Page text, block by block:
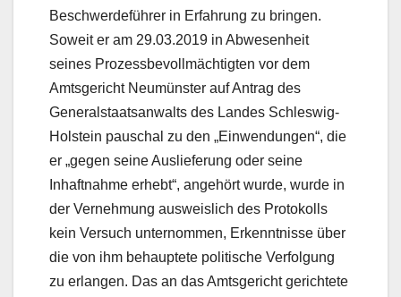
Beschwerdeführer in Erfahrung zu bringen.
Soweit er am 29.03.2019 in Abwesenheit
seines Prozessbevollmächtigten vor dem
Amtsgericht Neumünster auf Antrag des
Generalstaatsanwalts des Landes Schleswig-
Holstein pauschal zu den „Einwendungen“, die
er „gegen seine Auslieferung oder seine
Inhaftnahme erhebt“, angehört wurde, wurde in
der Vernehmung ausweislich des Protokolls
kein Versuch unternommen, Erkenntnisse über
die von ihm behauptete politische Verfolgung
zu erlangen. Das an das Amtsgericht gerichtete